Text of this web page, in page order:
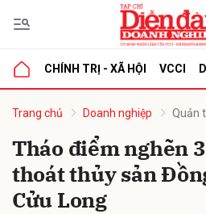
CHÍNH TRỊ - XÃ HỘI VCCI
Trang chủ Doanh nghiệp Quản
Tháo điểm nghẽn
thoát thủy sản
Cửu Long
luận